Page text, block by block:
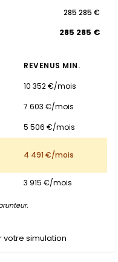
285 285 €
285 285 €
REVENUS MIN.
10 352 €/mois
7 603 €/mois
5 506 €/mois
4 491 €/mois
3 915 €/mois
simulation